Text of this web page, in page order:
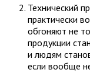
Технический
практически
обгоняют не
продукции
и людям
если вообще